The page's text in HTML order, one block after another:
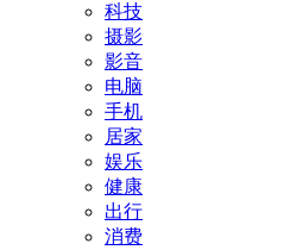
科技
摄影
影音
电脑
手机
居家
娱乐
健康
出行
消费